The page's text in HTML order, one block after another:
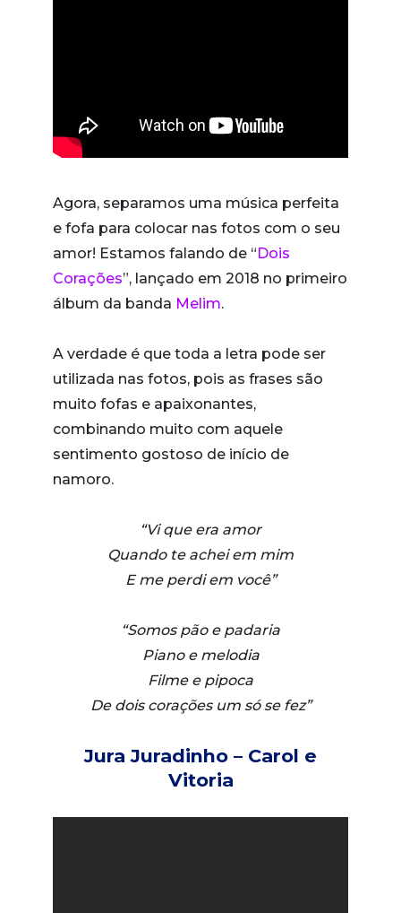
Agora, separamos uma música perfeita
e fofa para colocar nas fotos com o seu
amor! Estamos falando de “Dois
Corações”, lançado em 2018 no primeiro
álbum da banda Melim.
A verdade é que toda a letra pode ser
utilizada nas fotos, pois as frases são
muito fofas e apaixonantes,
combinando muito com aquele
sentimento gostoso de início de
namoro.
“Vi que era amor
Quando te achei em mim
E me perdi em você”
“Somos pão e padaria
Piano e melodia
Filme e pipoca
De dois corações um só se fez”
Jura Juradinho – Carol e
Vitoria